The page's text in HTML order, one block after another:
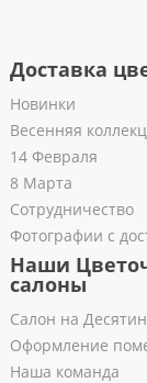
Доставка
Новинки
Весенняя
14 Февраля
8 Марта
Сотрудничество
Фотографии с
Наши
салоны
Салон на
Оформление
Наша команда